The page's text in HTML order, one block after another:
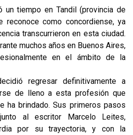
un tiempo en Tandil (provincia de
reconoce como concordiense, ya
transcurrieron en esta ciudad.
muchos años en Buenos Aires,
en el ámbito de la
regresar definitivamente a
de lleno a esta profesión que
ha brindado. Sus primeros pasos
al escritor Marcelo Leites,
por su trayectoria, y con la